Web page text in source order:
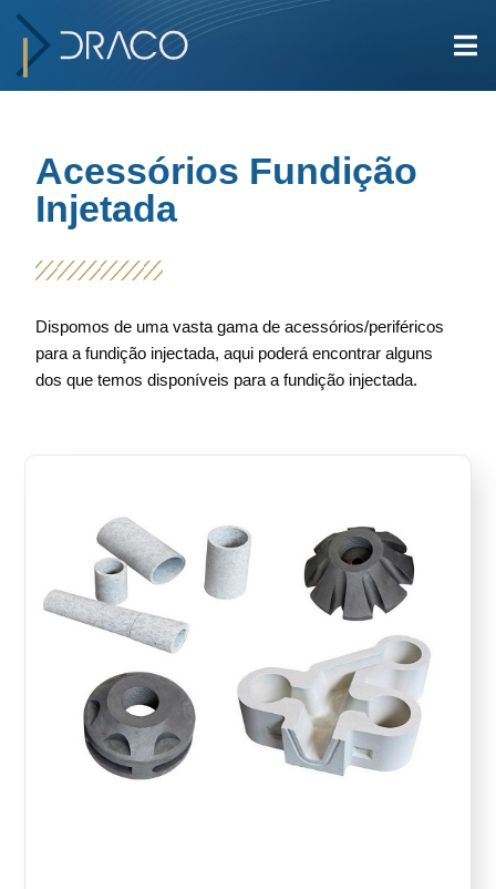
Acessórios Fundição
Injetada
Dispomos de uma vasta gama de acessórios/periféricos
para a fundição injectada, aqui poderá encontrar alguns
dos que temos disponíveis para a fundição injectada.